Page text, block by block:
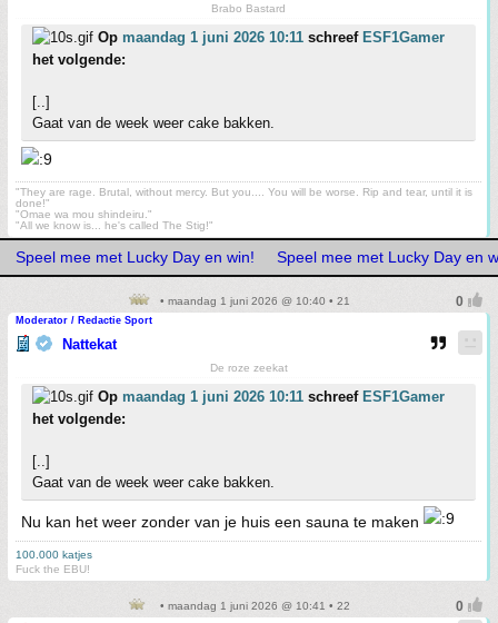
Brabo Bastard
Op maandag 1 juni 2026 10:11 schreef ESF1Gamer
het volgende:
[..]
Gaat van de week weer cake bakken.
"They are rage. Brutal, without mercy. But you.... You will be worse. Rip and tear, until it is
done!"
"Omae wa mou shindeiru."
"All we know is... he's called The Stig!"
Speel mee met Lucky Day en win! Speel mee met Lucky Day en
• maandag 1 juni 2026 @ 10:40 • 21
Moderator / Redactie Sport
Nattekat
De roze zeekat
Op maandag 1 juni 2026 10:11 schreef ESF1Gamer
het volgende:
[..]
Gaat van de week weer cake bakken.
Nu kan het weer zonder van je huis een sauna te maken
100.000 katjes
Fuck the EBU!
• maandag 1 juni 2026 @ 10:41 • 22